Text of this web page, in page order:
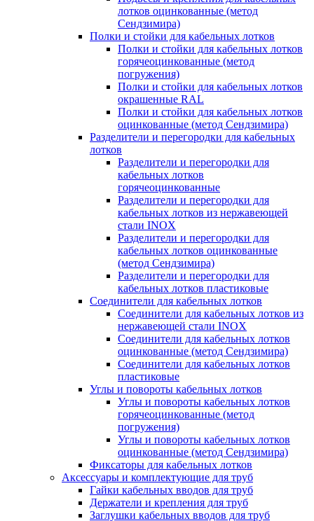
лотков оцинкованные (метод
Сендзимира)
Полки и стойки для кабельных лотков
Полки и стойки для кабельных лотков
горячеоцинкованные (метод
погружения)
Полки и стойки для кабельных лотков
окрашенные RAL
Полки и стойки для кабельных лотков
оцинкованные (метод Сендзимира)
Разделители и перегородки для кабельных
лотков
Разделители и перегородки для
кабельных лотков
горячеоцинкованные
Разделители и перегородки для
кабельных лотков из нержавеющей
стали INOX
Разделители и перегородки для
кабельных лотков оцинкованные
(метод Сендзимира)
Разделители и перегородки для
кабельных лотков пластиковые
Соединители для кабельных лотков
Соединители для кабельных лотков из
нержавеющей стали INOX
Соединители для кабельных лотков
оцинкованные (метод Сендзимира)
Соединители для кабельных лотков
пластиковые
Углы и повороты кабельных лотков
Углы и повороты кабельных лотков
горячеоцинкованные (метод
погружения)
Углы и повороты кабельных лотков
оцинкованные (метод Сендзимира)
Фиксаторы для кабельных лотков
Аксессуары и комплектующие для труб
Гайки кабельных вводов для труб
Держатели и крепления для труб
Заглушки кабельных вводов для труб